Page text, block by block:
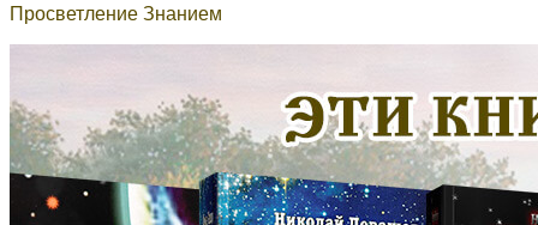
Просветление Знанием